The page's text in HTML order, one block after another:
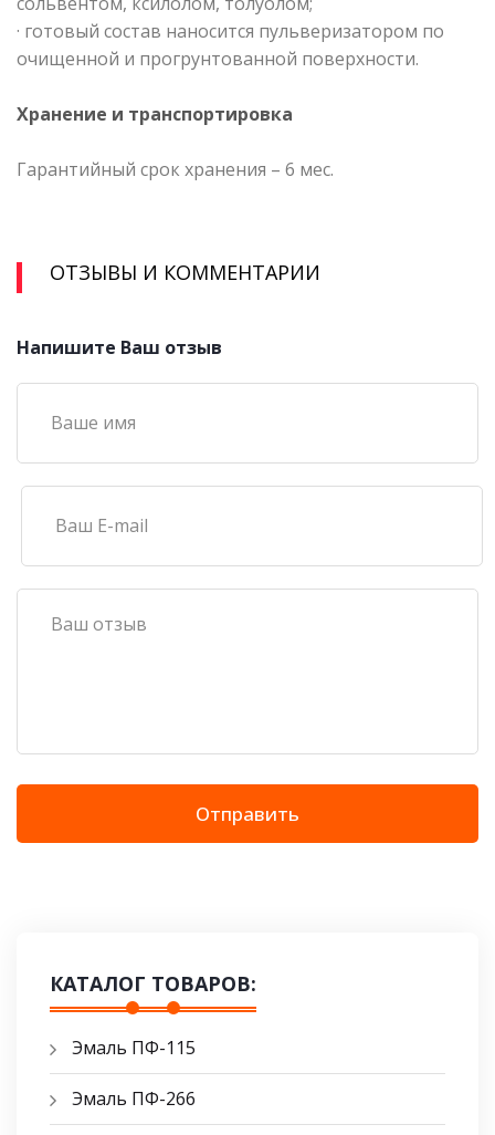
· готовый состав наносится пульверизатором по
очищенной и прогрунтованной поверхности.
Хранение и транспортировка
Гарантийный срок хранения – 6 мес.
ОТЗЫВЫ И КОММЕНТАРИИ
Напишите Ваш отзыв
Отправить
КАТАЛОГ ТОВАРОВ:
Эмаль ПФ-115
Эмаль ПФ-266